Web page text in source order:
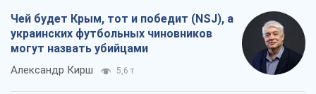
Чей будет Крым, тот и победит (NSJ), а
украинских футбольных чиновников
могут назвать убийцами
Александр Кирш 5,6 т.